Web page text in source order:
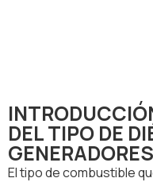
DEL TIPO DE
El tipo de combustible